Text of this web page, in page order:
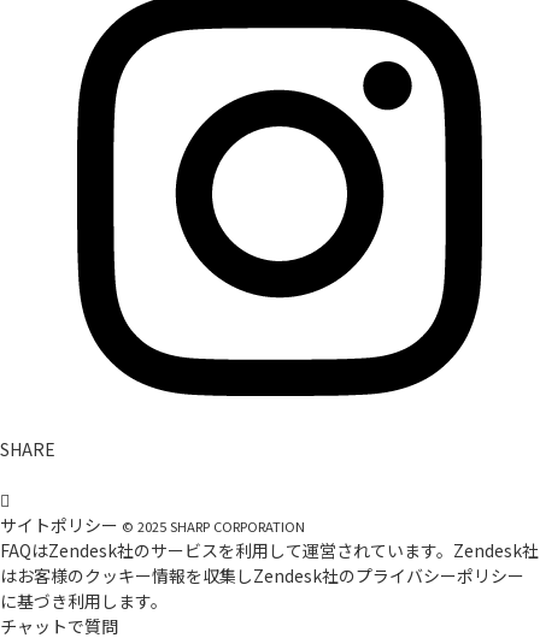
SHARE
サイトポリシー © 2025SHARP CORPORATION
FAQはZendesk社のサービスを利用して運営されています。Zendesk社
はお客様のクッキー情報を収集しZendesk社のプライバシーポリシー
に基づき利用します。
チャットで質問